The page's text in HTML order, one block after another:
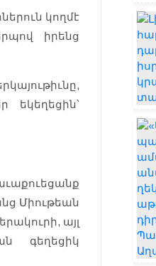
կողմէ
իրենց
եկեղեցին՝
Միութեան
այլ
գեղեցիկ